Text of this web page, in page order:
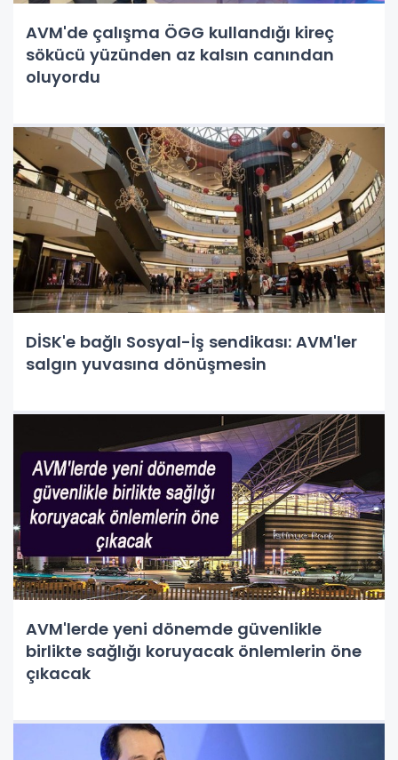
AVM'de çalışma ÖGG kullandığı kireç
sökücü yüzünden az kalsın canından
oluyordu
DİSK'e bağlı Sosyal-İş sendikası: AVM'ler
salgın yuvasına dönüşmesin
AVM'lerde yeni dönemde güvenlikle
birlikte sağlığı koruyacak önlemlerin öne
çıkacak